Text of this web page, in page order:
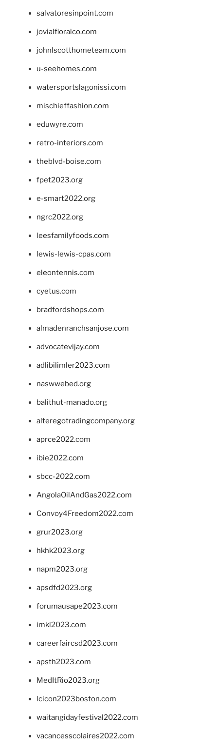
salvatoresinpoint.com
jovialfloralco.com
johnlscotthometeam.com
u-seehomes.com
watersportslagonissi.com
mischieffashion.com
eduwyre.com
retro-interiors.com
theblvd-boise.com
fpet2023.org
e-smart2022.org
ngrc2022.org
leesfamilyfoods.com
lewis-lewis-cpas.com
eleontennis.com
cyetus.com
bradfordshops.com
almadenranchsanjose.com
advocatevijay.com
adlibilimler2023.com
naswwebed.org
balithut-manado.org
alteregotradingcompany.org
aprce2022.com
ibie2022.com
sbcc-2022.com
AngolaOilAndGas2022.com
Convoy4Freedom2022.com
grur2023.org
hkhk2023.org
napm2023.org
apsdfd2023.org
forumausape2023.com
imkl2023.com
careerfaircsd2023.com
apsth2023.com
MedItRio2023.org
lcicon2023boston.com
waitangidayfestival2022.com
vacancesscolaires2022.com